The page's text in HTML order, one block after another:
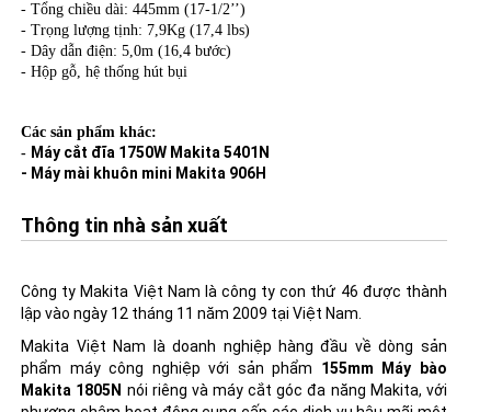
- Tổng chiều dài: 445mm (17-1/2’’)
- Trọng lượng tịnh: 7,9Kg (17,4 lbs)
- Dây dẫn điện: 5,0m (16,4 bước)
- Hộp gỗ, hệ thống hút bụi
Các sản phẩm khác:
- Máy cắt đĩa 1750W Makita 5401N
- Máy mài khuôn mini Makita 906H
Thông tin nhà sản xuất
Công ty Makita Việt Nam là công ty con thứ 46 được thành
lập vào ngày 12 tháng 11 năm 2009 tại Việt Nam.
Makita Việt Nam là doanh nghiệp hàng đầu về dòng sản
phẩm máy công nghiệp với sản phẩm 155mm Máy bào
Makita 1805N nói riêng và máy cắt góc đa năng Makita, với